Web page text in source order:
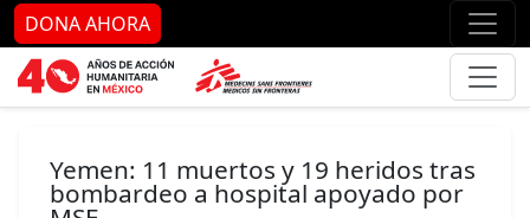
Ir al contenido principal Ir
DONA AHORA
Yemen: 11 muertos y 19 heridos tras
bombardeo a hospital apoyado por